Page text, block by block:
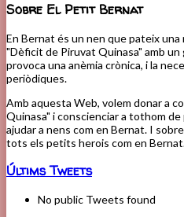
Sobre El Petit Bernat
En Bernat és un nen que pateix
"Dèficit de Piruvat Quinasa" amb
provoca una anèmia crònica, i la
periòdiques.
Amb aquesta Web, volem donar a
Quinasa" i conscienciar a tothom
ajudar a nens com en Bernat. I
tots els petits herois com en
Últims Tweets
No public Tweets found